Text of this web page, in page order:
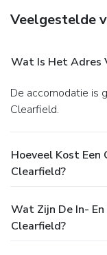
available onsite.
Veelgestelde
Wat Is Het Adres
De accomodatie is gelegen op 150 Hotel Heights in
Clearfield.
Hoeveel Kost Een
Clearfield?
Wat Zijn De In-
Clearfield?